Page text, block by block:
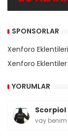
SPONSORLAR
Xenforo Eklentileri
Xenforo Eklentiler
YORUMLAR
Scorpiol
vay